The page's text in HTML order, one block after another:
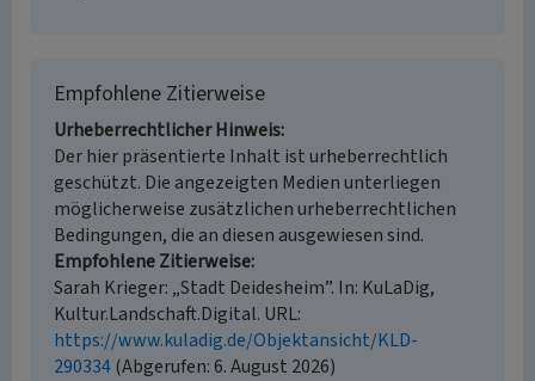
Empfohlene Zitierweise
Urheberrechtlicher Hinweis
Der hier präsentierte Inhalt ist urheberrechtlich
geschützt. Die angezeigten Medien unterliegen
möglicherweise zusätzlichen urheberrechtlichen
Bedingungen, die an diesen ausgewiesen sind.
Empfohlene Zitierweise
Sarah Krieger: „Stadt Deidesheim”. In: KuLaDig,
Kultur.Landschaft.Digital. URL:
https://www.kuladig.de/Objektansicht/KLD-
290334(Abgerufen: 6. August 2026)